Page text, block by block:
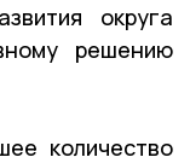
округа
решению
количество